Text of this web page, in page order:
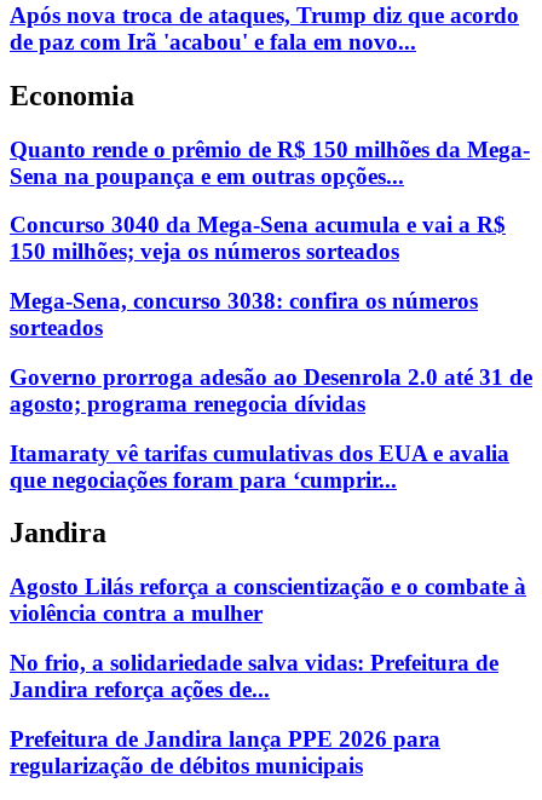
Após nova troca de ataques, Trump diz que acordo
de paz com Irã 'acabou' e fala em novo...
Economia
Quanto rende o prêmio de R$ 150 milhões da Mega-
Sena na poupança e em outras opções...
Concurso 3040 da Mega-Sena acumula e vai a R$
150 milhões; veja os números sorteados
Mega-Sena, concurso 3038: confira os números
sorteados
Governo prorroga adesão ao Desenrola 2.0 até 31 de
agosto; programa renegocia dívidas
Itamaraty vê tarifas cumulativas dos EUA e avalia
que negociações foram para ‘cumprir...
Jandira
Agosto Lilás reforça a conscientização e o combate à
violência contra a mulher
No frio, a solidariedade salva vidas: Prefeitura de
Jandira reforça ações de...
Prefeitura de Jandira lança PPE 2026 para
regularização de débitos municipais